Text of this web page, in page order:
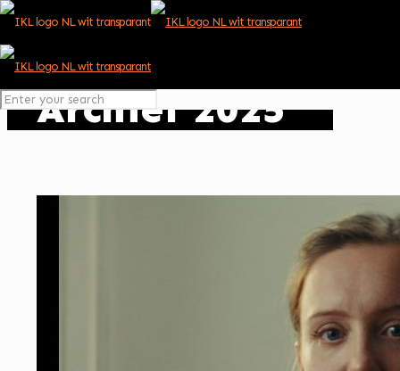
Archief 2025